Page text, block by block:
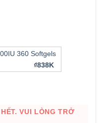
360 Softgels
₫838K
VUI LÒNG TRỞ